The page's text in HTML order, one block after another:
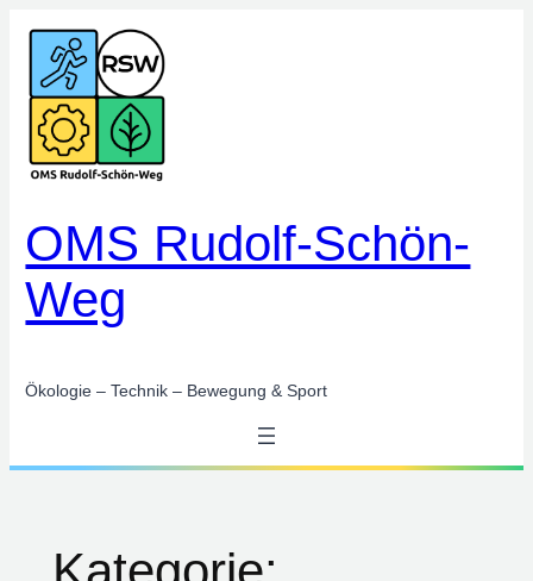
Zum
Inhalt
springen
OMS Rudolf-Schön-
Weg
Ökologie – Technik – Bewegung & Sport